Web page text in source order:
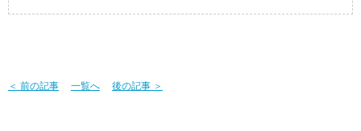
＜ 前の記事 一覧へ 後の記事 ＞